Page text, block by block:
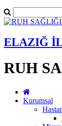
ELAZIĞ
RUH
Kurumsal